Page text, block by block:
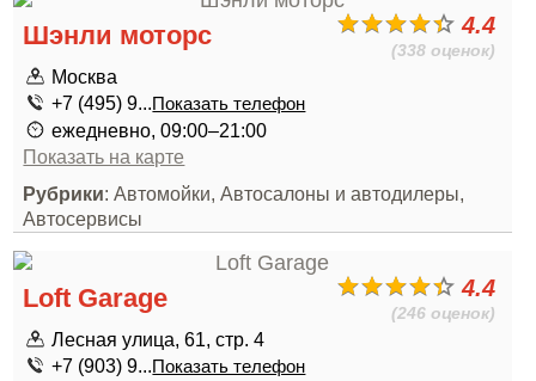
4.4
(338 оценок)
Шэнли моторс
Москва
+7 (495) 9...Показать телефон
ежедневно, 09:00–21:00
Показать на карте
Рубрики: Автомойки, Автосалоны и автодилеры,
Автосервисы
4.4
(246 оценок)
Loft Garage
Лесная улица, 61, стр. 4
+7 (903) 9...Показать телефон